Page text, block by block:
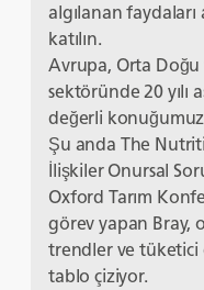
algılanan
katılın.
Avrupa, Orta Doğu
sektöründe 20 yılı
değerli konuğumuz
Şu anda The
İlişkiler Onursal
Oxford Tarım
görev yapan Bray,
trendler ve tüketici
tablo çiziyor.